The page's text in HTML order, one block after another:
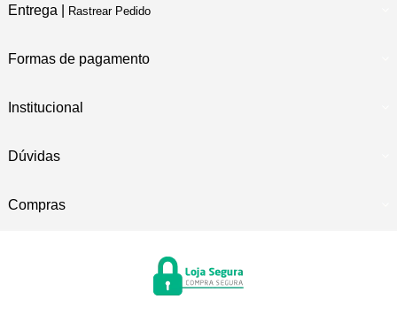
Entrega | Rastrear Pedido
Formas de pagamento
Institucional
Dúvidas
Compras